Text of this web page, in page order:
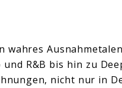
wahres
R&B bis hin zu
nicht nur in